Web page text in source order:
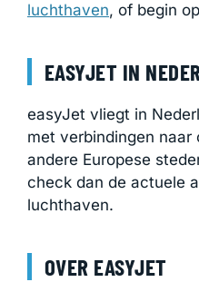
luchthaven, of begin
EASYJET IN
easyJet vliegt in
met verbindingen naar
andere Europese
check dan de actuele
luchthaven.
OVER EASYJET